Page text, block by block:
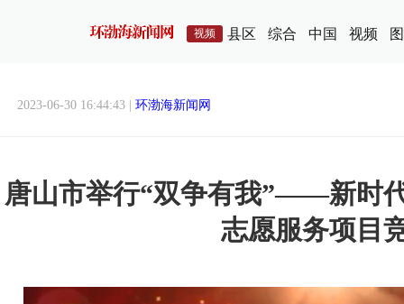
视频 县区 综合 中国 视频
2023-06-30 16:44:43 | 环渤海新闻网
唐山市举行“双争有我”——新时
志愿服务项目